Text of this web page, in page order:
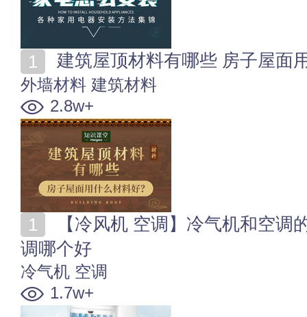
建筑屋顶材料有哪些 房子屋面
外墙材料 建筑材料
2.8w+
调哪个好
冷气机 空调
1.7w+